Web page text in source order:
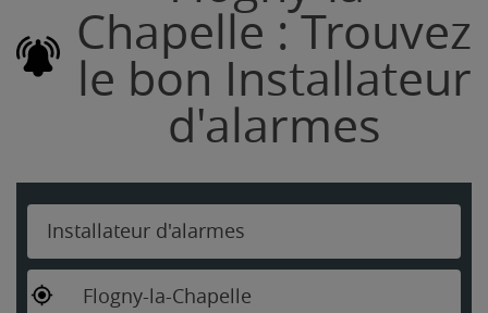
Chapelle : Trouvez
le bon Installateur
d'alarmes
Installateur d'alarmes
Flogny-la-Chapelle